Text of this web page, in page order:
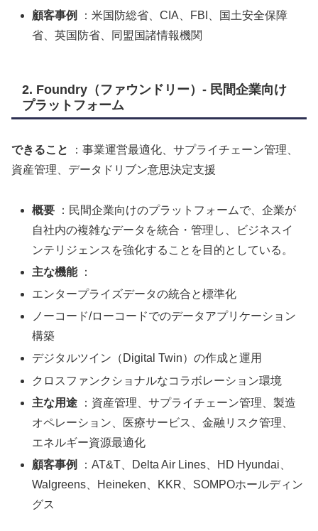
顧客事例
：米国防総省、CIA、FBI、国土安全保障
省、英国防省、同盟国諸情報機関
2. Foundry（ファウンドリー）- 民間企業向け
プラットフォーム
できること
：事業運営最適化、サプライチェーン管理、
資産管理、データドリブン意思決定支援
概要 ：民間企業向けのプラットフォームで、企業が
自社内の複雑なデータを統合・管理し、ビジネスイ
ンテリジェンスを強化することを目的としている。
主な機能：
エンタープライズデータの統合と標準化
ノーコード/ローコードでのデータアプリケーション
構築
デジタルツイン（Digital Twin）の作成と運用
クロスファンクショナルなコラボレーション環境
主な用途 ：資産管理、サプライチェーン管理、製造
オペレーション、医療サービス、金融リスク管理、
エネルギー資源最適化
顧客事例
：AT&T、Delta Air Lines、HD Hyundai、
Walgreens、Heineken、KKR、SOMPOホールディン
グス